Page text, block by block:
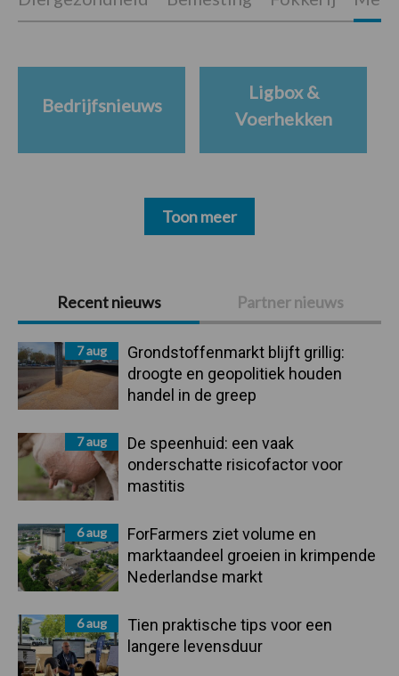
Primaire
Sidebar
Recent nieuws Partner nieuws
7 aug
Grondstoffenmarkt blijft grillig:
droogte en geopolitiek houden
handel in de greep
7 aug
De speenhuid: een vaak
onderschatte risicofactor voor
mastitis
6 aug
ForFarmers ziet volume en
marktaandeel groeien in krimpende
Nederlandse markt
6 aug
Tien praktische tips voor een
langere levensduur
Bedrijfsnieuws
Ligbox &
Voerhekken
Toon meer